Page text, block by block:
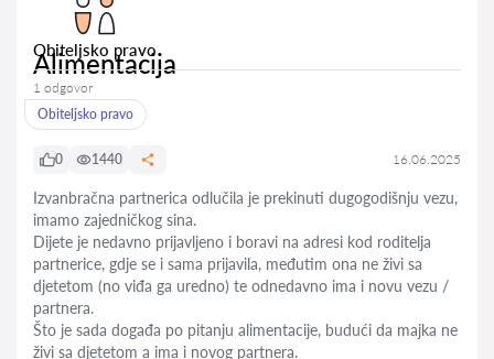
Obiteljsko pravo
Alimentacija
1 odgovor
Obiteljsko pravo
0 1440 16.06.2025
Izvanbračna partnerica odlučila je prekinuti dugogodišnju vezu,
imamo zajedničkog sina.
Dijete je nedavno prijavljeno i boravi na adresi kod roditelja
partnerice, gdje se i sama prijavila, međutim ona ne živi sa
djetetom (no viđa ga uredno) te odnedavno ima i novu vezu /
partnera.
Što je sada događa po pitanju alimentacije, budući da majka ne
živi sa djetetom a ima i novog partnera.